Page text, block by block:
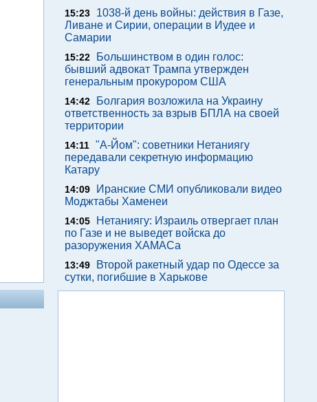
15:23
1038-й день войны: действия в Газе,
Ливане и Сирии, операции в Иудее и
Самарии
15:22
Большинством в один голос:
бывший адвокат Трампа утвержден
генеральным прокурором США
14:42
Болгария возложила на Украину
ответственность за взрыв БПЛА на своей
территории
14:11 "А-Йом": советники Нетаниягу
передавали секретную информацию
Катару
14:09
Иранские СМИ опубликовали видео
Моджтабы Хаменеи
14:05
Нетаниягу: Израиль отвергает план
по Газе и не выведет войска до
разоружения ХАМАСа
13:49
Второй ракетный удар по Одессе за
сутки, погибшие в Харькове